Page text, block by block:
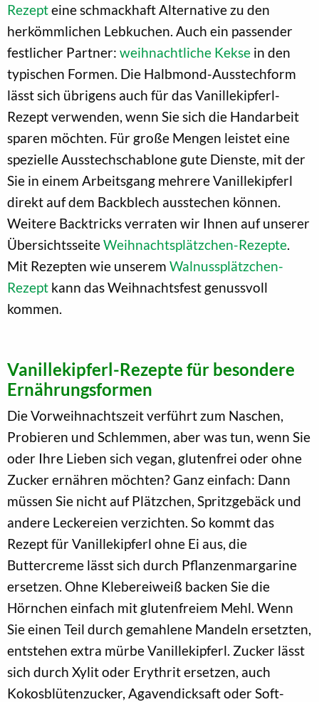
Rezepteine schmackhaft Alternative zu den
herkömmlichen Lebkuchen. Auch ein passender
festlicher Partner: weihnachtliche Kekse in den
typischen Formen. Die Halbmond-Ausstechform
lässt sich übrigens auch für das Vanillekipferl-
Rezept verwenden, wenn Sie sich die Handarbeit
sparen möchten. Für große Mengen leistet eine
spezielle Ausstechschablone gute Dienste, mit der
Sie in einem Arbeitsgang mehrere Vanillekipferl
direkt auf dem Backblech ausstechen können.
Weitere Backtricks verraten wir Ihnen auf unserer
ÜbersichtsseiteWeihnachtsplätzchen-Rezepte.
Mit Rezepten wie unserem Walnussplätzchen-
Rezept kann das Weihnachtsfest genussvoll
kommen.
Vanillekipferl-Rezepte für besondere
Ernährungsformen
Die Vorweihnachtszeit verführt zum Naschen,
Probieren und Schlemmen, aber was tun, wenn Sie
oder Ihre Lieben sich vegan, glutenfrei oder ohne
Zucker ernähren möchten? Ganz einfach: Dann
müssen Sie nicht auf Plätzchen, Spritzgebäck und
andere Leckereien verzichten. So kommt das
Rezept für Vanillekipferl ohne Ei aus, die
Buttercreme lässt sich durch Pflanzenmargarine
ersetzen. Ohne Klebereiweiß backen Sie die
Hörnchen einfach mit glutenfreiem Mehl. Wenn
Sie einen Teil durch gemahlene Mandeln ersetzten,
entstehen extra mürbe Vanillekipferl. Zucker lässt
sich durch Xylit oder Erythrit ersetzen, auch
Kokosblütenzucker, Agavendicksaft oder Soft-